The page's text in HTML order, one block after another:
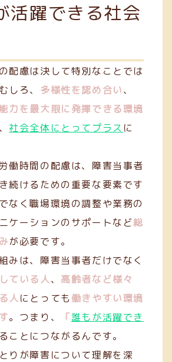
活躍できる社会
配慮は決して特別なことでは
しろ、 多様性を認め合い、
力を最大限に発揮できる環境
社会全体にとってプラス に
働時間の配慮は、障害当事者
続けるための重要な要素です
なく職場環境の調整や業務の
ケーションのサポートなど総
が必要です。
みは、障害当事者だけでなく
ている人、 高齢者など様々
人にとっても働きやすい環境
。つまり、 「誰もが活躍でき
ことにつながるんです。
りが障害について理解を深